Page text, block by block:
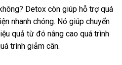
Detox còn giúp hỗ trợ quá
nhanh chóng. Nó giúp chuyển
quả từ đó nâng cao quá trình
trình giảm cân.